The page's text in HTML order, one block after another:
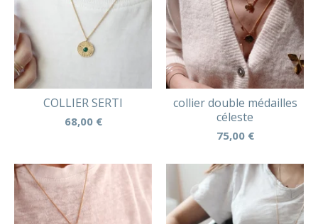
COLLIER SERTI
68,00 €
collier double médailles
céleste
75,00 €